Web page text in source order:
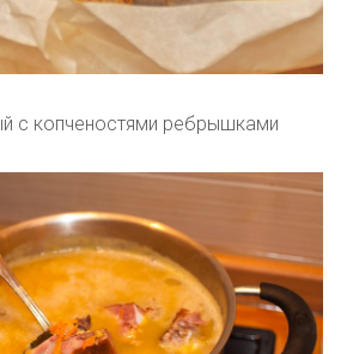
с копченостями ребрышками